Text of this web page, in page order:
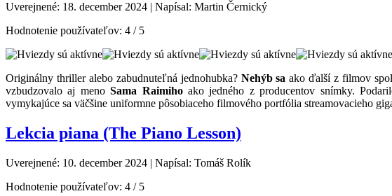
Uverejnené: 18. december 2024 | Napísal: Martin Černický
Hodnotenie používateľov: 4 / 5
Originálny thriller alebo zabudnuteľná jednohubka? Nehýb sa ako ďalší z filmov
vzbudzovalo aj menoSama Raimihoako jedného z producentov snímky.
vymykajúce sa väčšine uniformne pôsobiaceho filmového portfólia streamovacieho
Lekcia piana (The Piano Lesson)
Uverejnené: 10. december 2024 | Napísal: Tomáš Rolík
Hodnotenie používateľov: 4 / 5